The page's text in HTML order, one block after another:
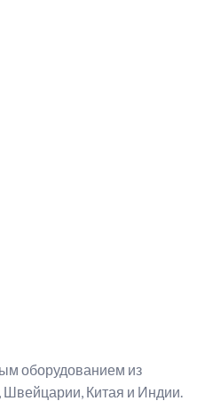
оборудованием из
Китая и Индии.